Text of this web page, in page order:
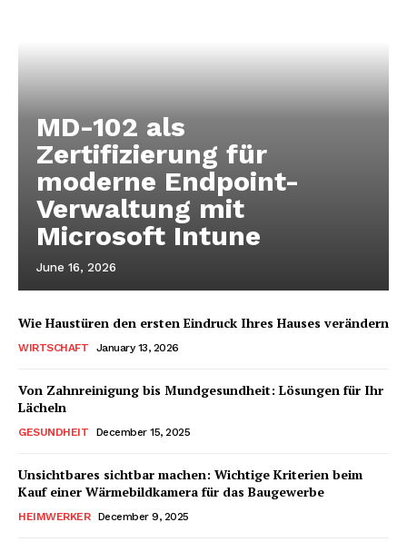
MD-102 als
Zertifizierung für
moderne Endpoint-
Verwaltung mit
Microsoft Intune
June 16, 2026
Wie Haustüren den ersten Eindruck Ihres Hauses verändern
WIRTSCHAFT January 13, 2026
Von Zahnreinigung bis Mundgesundheit: Lösungen für Ihr
Lächeln
GESUNDHEIT December 15, 2025
Unsichtbares sichtbar machen: Wichtige Kriterien beim
Kauf einer Wärmebildkamera für das Baugewerbe
HEIMWERKER December 9, 2025